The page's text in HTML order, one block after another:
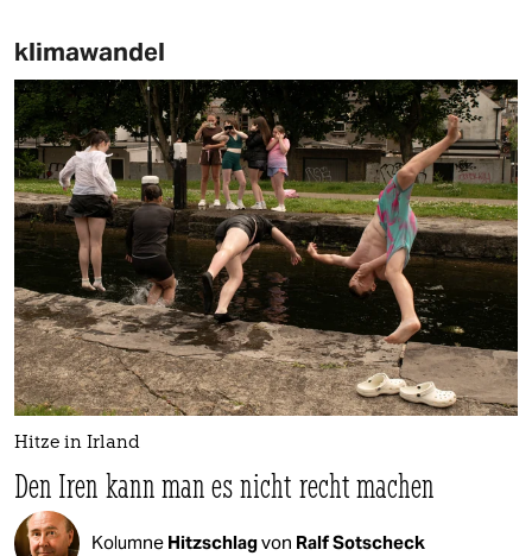
klimawandel
Hitze in Irland
Den Iren kann man es nicht recht machen
Kolumne Hitzschlagvon Ralf Sotscheck